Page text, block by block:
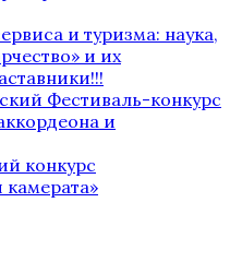
и туризма: наука,
и их
Фестиваль-конкурс
и
конкурс
камерата»